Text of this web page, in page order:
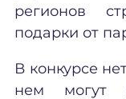
регионов
подарки от
В конкурсе
нем могут